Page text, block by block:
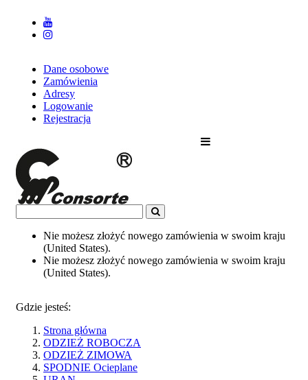
Dane osobowe
Zamówienia
Adresy
Logowanie
Rejestracja
Nie możesz złożyć nowego zamówienia w swoim kraju
(United States).
Nie możesz złożyć nowego zamówienia w swoim kraju
(United States).
Gdzie jesteś:
Strona główna
ODZIEŻ ROBOCZA
ODZIEŻ ZIMOWA
SPODNIE Ocieplane